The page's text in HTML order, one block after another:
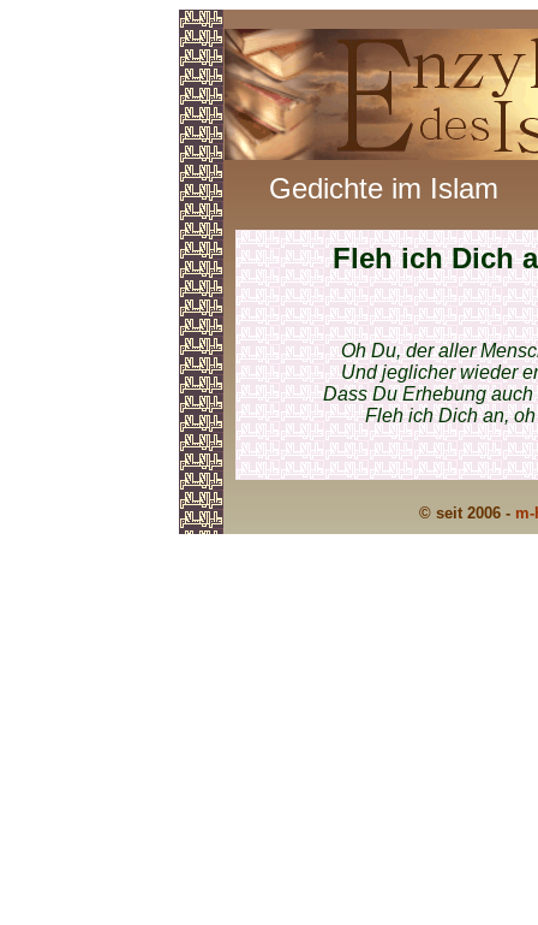
Gedichte im Islam
Fleh ich Dich
Oh Du, der aller
Und jeglicher wieder
Dass Du Erhebung
Fleh ich Dich an,
© seit 2006 -